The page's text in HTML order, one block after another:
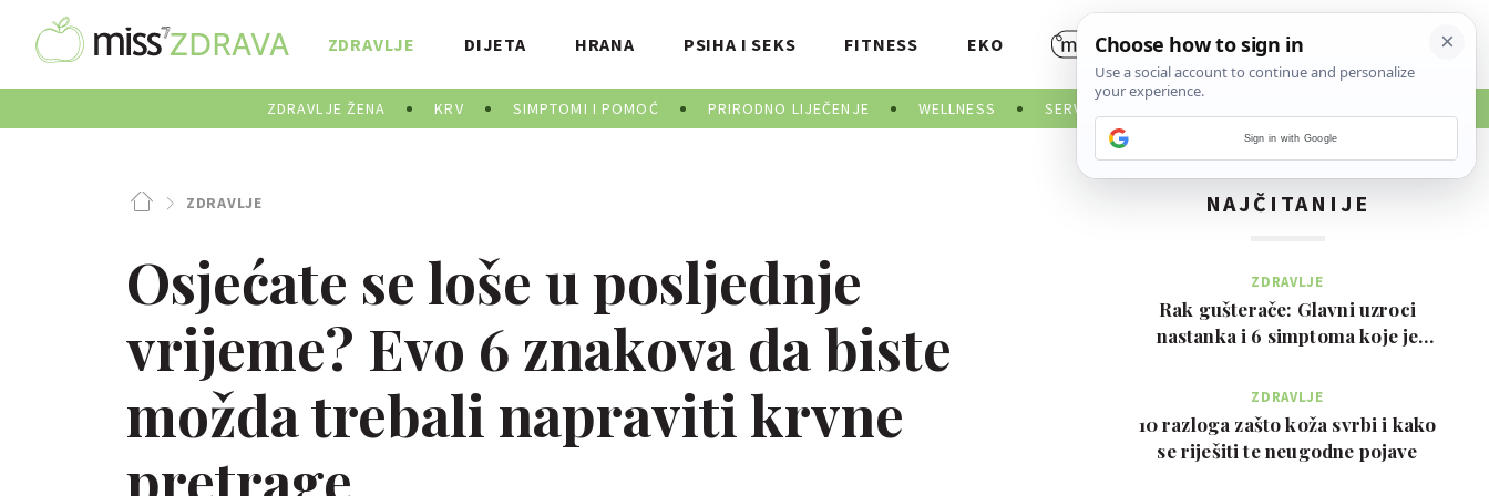
ZDRAVLJE
ZDRAVLJE ŽENA KRV SIMPTOMI I POMOĆ PRIRODNO LIJEČENJE WELLNESS SERVISNE INFORMACIJE
DIJETA HRANA PSIHA I SEKS FITNESS EKO
ZDRAVLJE
Osjećate se loše u posljednje
vrijeme? Evo 6 znakova da biste
možda trebali napraviti krvne
pretrage
NAJČITANIJE
ZDRAVLJE
Rak gušterače: Glavni uzroci
nastanka i 6 simptoma koje je
ZDRAVLJE
10 razloga zašto koža svrbi i kako
se riješiti te neugodne pojave
Sign in with Google